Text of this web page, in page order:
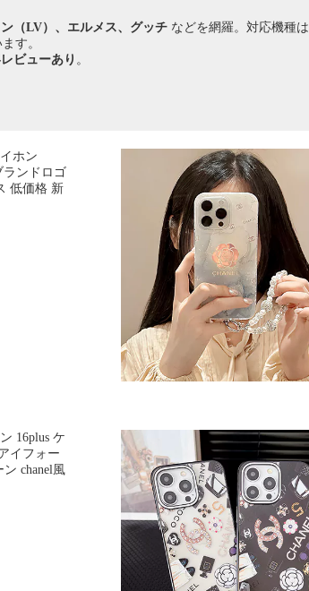
（LV）、エルメス、グッチ などを網羅。対応機種は
す。
ビューあり 。
ホン
ランドロゴ
低価格 新
16plus ケ
イフォー
chanel風